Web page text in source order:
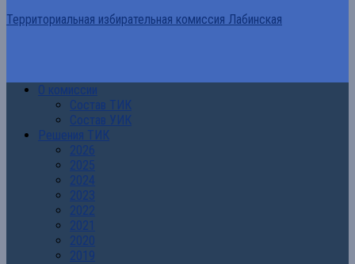
Территориальная избирательная комиссия Лабинская
О комиссии
Состав ТИК
Состав УИК
Решения ТИК
2026
2025
2024
2023
2022
2021
2020
2019